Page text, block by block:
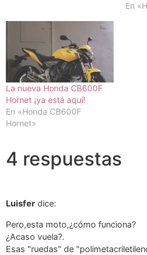
En
La nueva Honda CB600F
Hornet ¡ya está aquí!
En «Honda CB600F
Hornet»
4 respuestas
Luisfer dice:
Pero,esta moto,¿cómo funciona?
¿Acaso vuela?.
Esas "ruedas" de